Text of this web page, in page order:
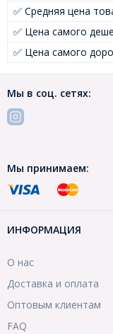
✅ Средняя цена
✅ Цена самого
✅ Цена самого
Мы в соц. сетях:
Мы принимаем:
ИНФОРМАЦИЯ
О нас
Доставка и оплата
Оптовым клиентам
FAQ